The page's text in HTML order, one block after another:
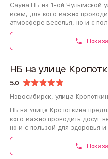
Сауна НБ на 1-ой Чулымской
всем, для кого важно
атмосфере веселья, но и с
самочувствия. Организация…
5.0
НБ на улице
Новосибирск, улица
НБ на улице Кропоткина
кого важно проводить досуг
но и с пользой для здоровья
Компания предлагает